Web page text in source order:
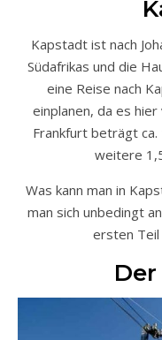
Kapstadt ist nach
Südafrikas und die
eine Reise nach
einplanen, da es
Frankfurt beträgt ca.
weitere
Was kann man in
man sich unbedingt
ersten Teil